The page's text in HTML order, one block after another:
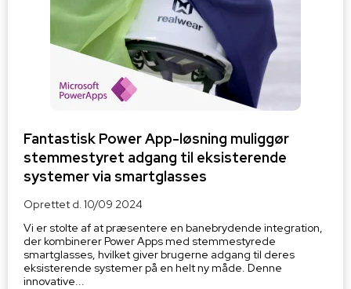
Fantastisk Power App-løsning muliggør
stemmestyret adgang til eksisterende
systemer via smartglasses
Oprettet d.10/09 2024
Vi er stolte af at præsentere en banebrydende integration,
der kombinerer Power Apps med stemmestyrede
smartglasses, hvilket giver brugerne adgang til deres
eksisterende systemer på en helt ny måde. Denne
innovative...